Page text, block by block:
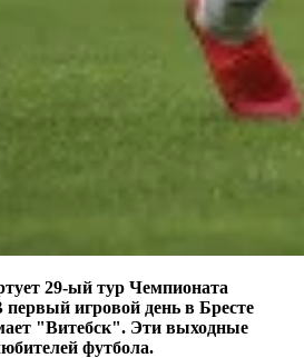
29-ый тур Чемпионата
первый игровой день в Бресте
"Витебск". Эти выходные
футбола.